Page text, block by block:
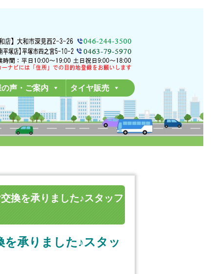
声・ご案内 タイヤ販売
換を承りました♪スタッフ
承りました♪スタッ